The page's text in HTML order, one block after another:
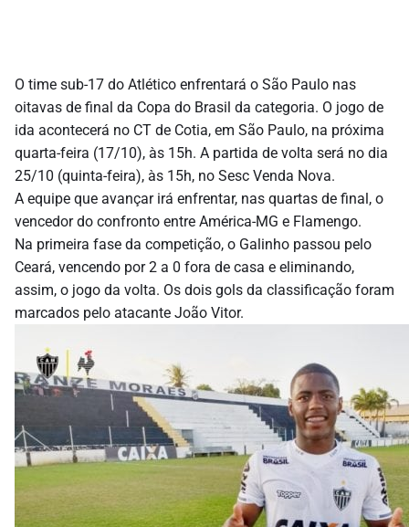
O time sub-17 do Atlético enfrentará o São Paulo nas
oitavas de final da Copa do Brasil da categoria. O jogo de
ida acontecerá no CT de Cotia, em São Paulo, na próxima
quarta-feira (17/10), às 15h. A partida de volta será no dia
25/10 (quinta-feira), às 15h, no Sesc Venda Nova.
A equipe que avançar irá enfrentar, nas quartas de final, o
vencedor do confronto entre América-MG e Flamengo.
Na primeira fase da competição, o Galinho passou pelo
Ceará, vencendo por 2 a 0 fora de casa e eliminando,
assim, o jogo da volta. Os dois gols da classificação foram
marcados pelo atacante João Vitor.